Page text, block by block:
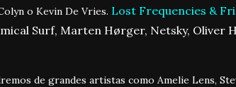
o Kevin De Vries. Lost Frequencies &
Surf, Marten Hørger, Netsky, Oliver
de grandes artistas como Amelie Lens,